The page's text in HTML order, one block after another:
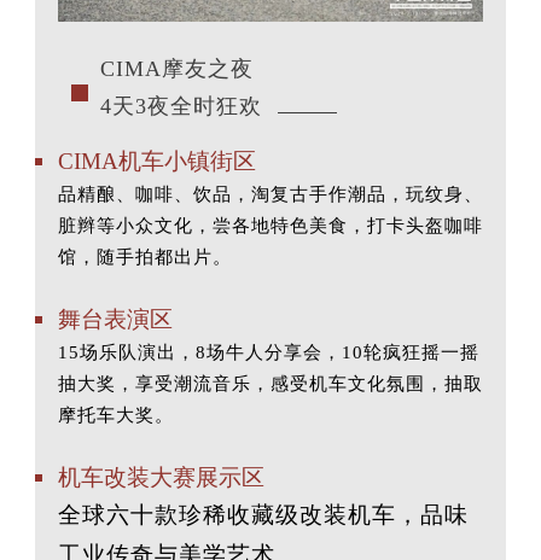
CIMA摩友之夜
4天3夜全时狂欢
CIMA机车小镇街区
品精酿、咖啡、饮品，淘复古手作潮品，玩纹身、
脏辫等小众文化，尝各地特色美食，打卡头盔咖啡
馆，随手拍都出片。
舞台表演区
15场乐队演出，8场牛人分享会，10轮疯狂摇一摇
抽大奖，享受潮流音乐，感受机车文化氛围，抽取
摩托车大奖。
机车改装大赛展示区
全球六十款珍稀收藏级改装机车，品味
工业传奇与美学艺术。